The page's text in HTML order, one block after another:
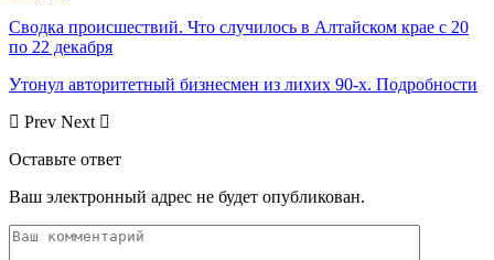
Сводка происшествий. Что случилось в Алтайском крае с 20
по 22 декабря
Утонул авторитетный бизнесмен из лихих 90-х. Подробности
Prev Next
Оставьте ответ
Ваш электронный адрес не будет опубликован.